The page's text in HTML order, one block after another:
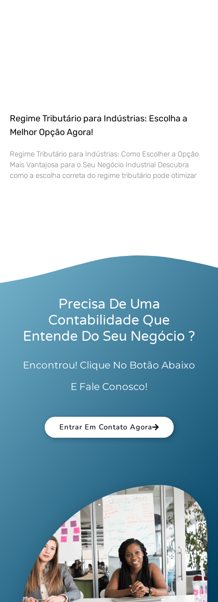
Regime Tributário para Indústrias: Escolha a
Melhor Opção Agora!
Regime Tributário para Indústrias: Como Escolher a Opção
Mais Vantajosa para o Seu Negócio Industrial Descubra
como a escolha correta do regime tributário pode otimizar
Precisa De Uma
Contabilidade Que
Entende Do Seu Negócio ?
Encontrou! Clique No Botão Abaixo
E Fale Conosco!
Entrar Em Contato Agora